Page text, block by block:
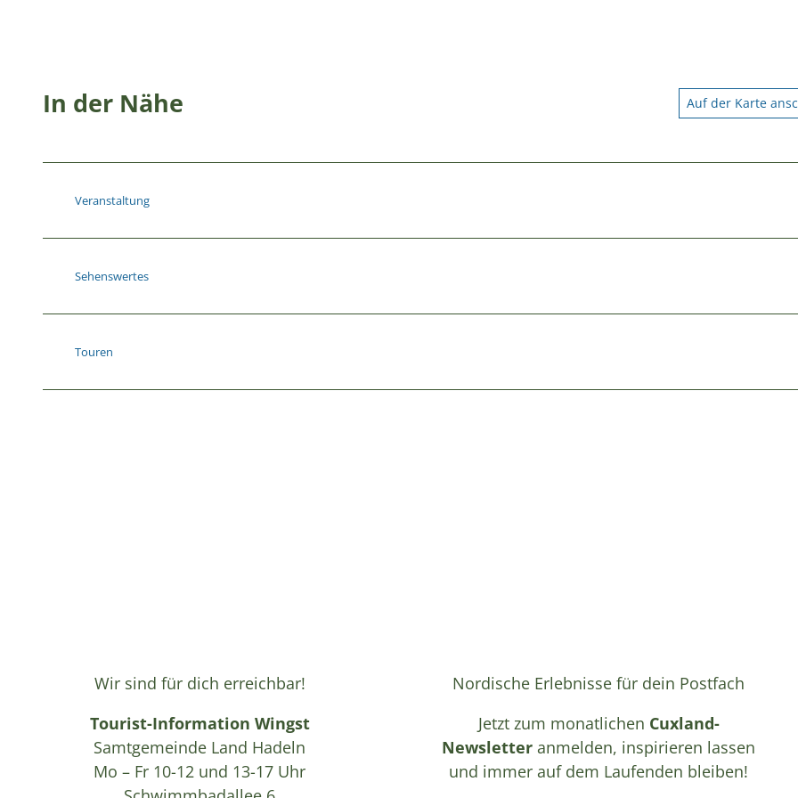
In der Nähe Auf der Karte
Veranstaltung
Sehenswertes
Touren
Wir sind für dich erreichbar!
Tourist-Information Wingst
Samtgemeinde Land Hadeln
Mo – Fr 10-12 und 13-17 Uhr
Nordische Erlebnisse für dein Postfach
Jetzt zum monatlichen Cuxland-
Newsletter anmelden, inspirieren lassen
und immer auf dem Laufenden bleiben!